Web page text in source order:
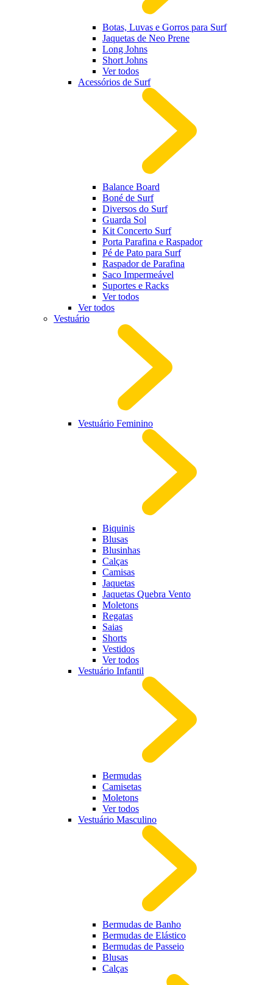
Botas, Luvas e Gorros para Surf
Jaquetas de Neo Prene
Long Johns
Short Johns
Ver todos
Acessórios de Surf
Balance Board
Boné de Surf
Diversos do Surf
Guarda Sol
Kit Concerto Surf
Porta Parafina e Raspador
Pé de Pato para Surf
Raspador de Parafina
Saco Impermeável
Suportes e Racks
Ver todos
Ver todos
Vestuário
Vestuário Feminino
Biquinis
Blusas
Blusinhas
Calças
Camisas
Jaquetas
Jaquetas Quebra Vento
Moletons
Regatas
Saias
Shorts
Vestidos
Ver todos
Vestuário Infantil
Bermudas
Camisetas
Moletons
Ver todos
Vestuário Masculino
Bermudas de Banho
Bermudas de Elástico
Bermudas de Passeio
Blusas
Calças